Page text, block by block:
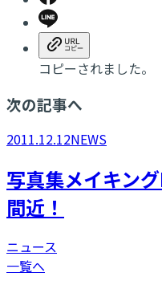
コピーされました。
次の記事へ
2011.12.12NEWS
写真集メイキン
間近！
ニュース
一覧へ